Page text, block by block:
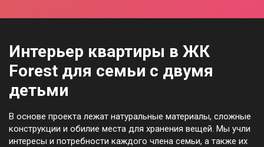
Интерьер квартиры в ЖК
Forest для семьи с двумя
детьми
В основе проекта лежат натуральные материалы, сложные
конструкции и обилие места для хранения вещей. Мы учли
интересы и потребности каждого члена семьи, а также их